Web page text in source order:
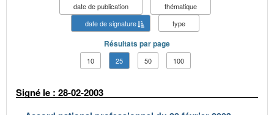
date de publication
thématique
date de signature
type
Résultats par page
10 25 50 100
Signé le : 28-02-2003